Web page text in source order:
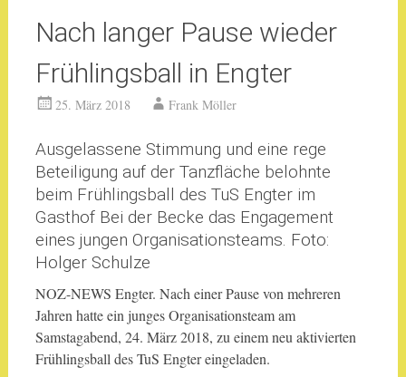
Nach langer Pause wieder
Frühlingsball in Engter
25. März 2018 Frank Möller
Ausgelassene Stimmung und eine rege
Beteiligung auf der Tanzfläche belohnte
beim Frühlingsball des TuS Engter im
Gasthof Bei der Becke das Engagement
eines jungen Organisationsteams. Foto:
Holger Schulze
NOZ-NEWS Engter. Nach einer Pause von mehreren
Jahren hatte ein junges Organisationsteam am
Samstagabend, 24. März 2018, zu einem neu aktivierten
Frühlingsball des TuS Engter eingeladen.